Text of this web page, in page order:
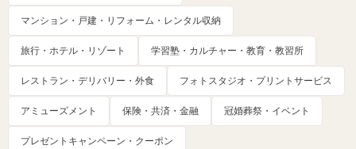
マンション・戸建・リフォーム・レンタル収納
旅行・ホテル・リゾート 学習塾・カルチャー・教育・教習所
レストラン・デリバリー・外食 フォトスタジオ・プリントサービス
アミューズメント 保険・共済・金融 冠婚葬祭・イベント
プレゼントキャンペーン・クーポン